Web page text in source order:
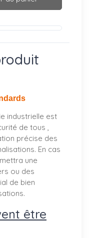
industrielle est
de tous ,
précise des
En cas
une
ou des
de bien
être